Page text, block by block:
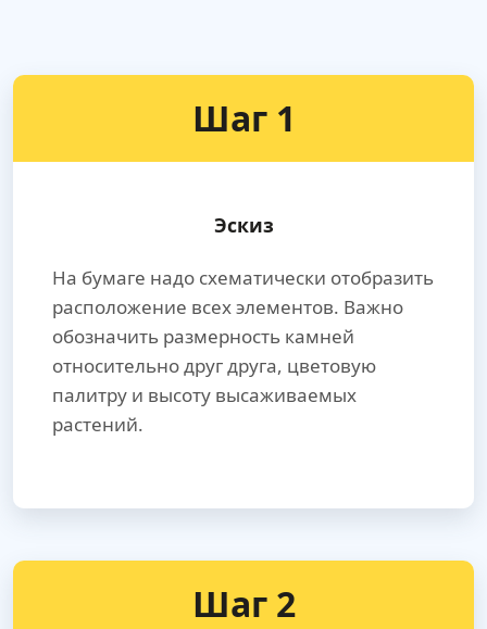
Шаг 1
Эскиз
На бумаге надо схематически отобразить
расположение всех элементов. Важно
обозначить размерность камней
относительно друг друга, цветовую
палитру и высоту высаживаемых
растений.
Шаг 2